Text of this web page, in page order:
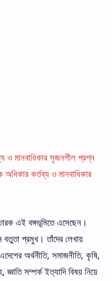
ও মানবাধিকার সৃজনশীল প্রশ্ন
কর্তব্য ও মানবাধিকার
এই বঙ্গভূমিতে এসেছেন।
প্রমুখ। তাঁদের লেখায়
অর্থনীতি, সমাজনীতি, কৃষি,
জ্ঞাতি সম্পর্ক ইত্যাদি বিষয় নিয়ে